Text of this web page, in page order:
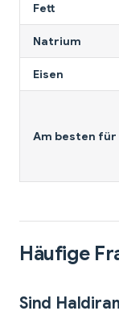
Fett
Natrium
Eisen
Am besten für
Häufige
Sind